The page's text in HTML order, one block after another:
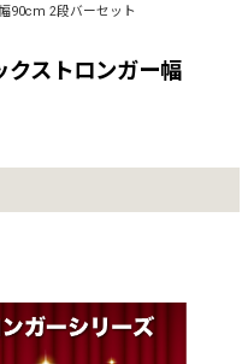
90cm 2段バーセット
クストロンガー幅